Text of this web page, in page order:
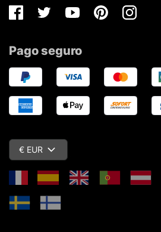
FacebookTwitterYoutubePinterestInstagram
Pago seguro
€ EUR